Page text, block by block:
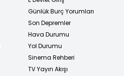
Günlük Burç Yorumları
Son Depremler
Hava Durumu
Yol Durumu
Sinema Rehberi
TV Yayın Akışı